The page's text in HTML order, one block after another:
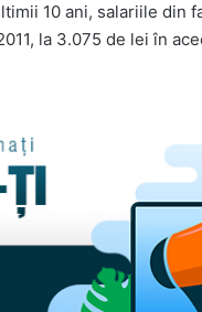
10 ani, salariile din
la 3.075 de lei în